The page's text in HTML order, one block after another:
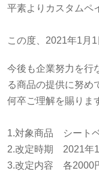
平素よりカスタムペ
この度、2021年1月
今後も企業努力を行
る商品の提供に努め
何卒ご理解を賜りま
1.対象商品 シート
2.改定時期 2021年1
3.改定内容 各2000